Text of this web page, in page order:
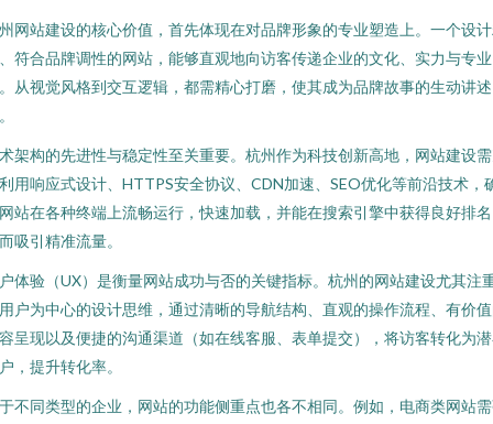
网站建设的核心价值，首先体现在对品牌形象的专业塑造上。一个设
符合品牌调性的网站，能够直观地向访客传递企业的文化、实力与专业
从视觉风格到交互逻辑，都需精心打磨，使其成为品牌故事的生动讲述
架构的先进性与稳定性至关重要。杭州作为科技创新高地，网站建设
用响应式设计、HTTPS安全协议、CDN加速、SEO优化等前沿技术，
站在各种终端上流畅运行，快速加载，并能在搜索引擎中获得良好排
吸引精准流量。
体验（UX）是衡量网站成功与否的关键指标。杭州的网站建设尤其注
户为中心的设计思维，通过清晰的导航结构、直观的操作流程、有价
呈现以及便捷的沟通渠道（如在线客服、表单提交），将访客转化为
，提升转化率。
不同类型的企业，网站的功能侧重点也各不相同。例如，电商类网站